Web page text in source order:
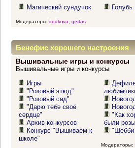
Магический сундучок
Модераторы: iredkova gettas
Бенефис хорошего настроения
Вышивальные игры и конкурсы
Вышивальные игры и конкурсы
Игры
"Розовый этюд"
"Розовый сад"
"Дарю тебе своё
сердце"
Архив конкурсов
Конкурс "Вышиваем к
школе"
"Как
были
Модераторы: